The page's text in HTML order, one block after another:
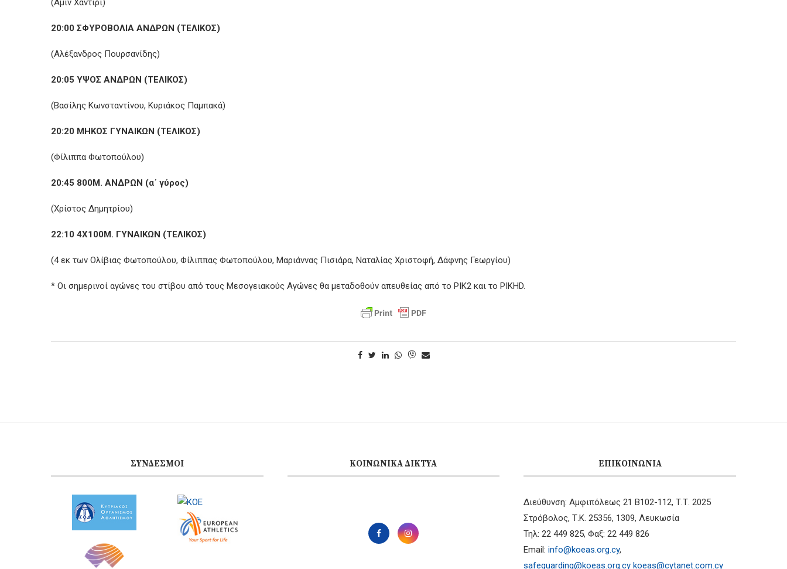
(Αμίν Χαντίρι)
20:00 ΣΦΥΡΟΒΟΛΙΑ ΑΝΔΡΩΝ (ΤΕΛΙΚΟΣ)
(Αλέξανδρος Πουρσανίδης)
20:05 ΥΨΟΣ ΑΝΔΡΩΝ (ΤΕΛΙΚΟΣ)
(Βασίλης Κωνσταντίνου, Κυριάκος Παμπακά)
20:20 ΜΗΚΟΣ ΓΥΝΑΙΚΩΝ (ΤΕΛΙΚΟΣ)
(Φίλιππα Φωτοπούλου)
20:45 800Μ. ΑΝΔΡΩΝ (α΄ γύρος)
(Χρίστος Δημητρίου)
22:10 4Χ100Μ. ΓΥΝΑΙΚΩΝ (ΤΕΛΙΚΟΣ)
(4 εκ των Ολίβιας Φωτοπούλου, Φίλιππας Φωτοπούλου, Μαριάννας Πισιάρα, Ναταλίας Χριστοφή, Δάφνης Γεωργίου)
* Οι σημερινοί αγώνες του στίβου από τους Μεσογειακούς Αγώνες θα μεταδοθούν απευθείας από το ΡΙΚ2 και το ΡΙΚHD.
ΣΎΝΔΕΣΜΟΙ ΚΟΙΝΩΝΙΚΆ ΔΊΚΤΥΑ ΕΠΙΚΟΙΝΩΝΊΑ
Διεύθυνση: Αμφιπόλεως 21 B102-112, Τ.Τ. 2025
Στρόβολος, Τ.Κ. 25356, 1309, Λευκωσία
Τηλ: 22 449 825, Φαξ: 22 449 826
Email:info@koeas.org.cy,
safeguarding@koeas.org.cy koeas@cytanet.com.cy